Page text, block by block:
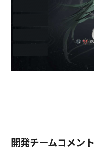
開発チームコメント